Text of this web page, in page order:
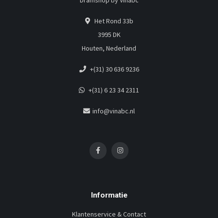
Het Rond 33b
3995 DK
Houten, Nederland
+(31) 30 636 9236
+(31) 6 23 34 2311
info@vinabc.nl
Informatie
Klantenservice & Contact